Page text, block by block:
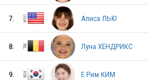
7. Алиса ЛЬЮ
8. Луна ХЕНДРИКС
9. Е Рим КИМ